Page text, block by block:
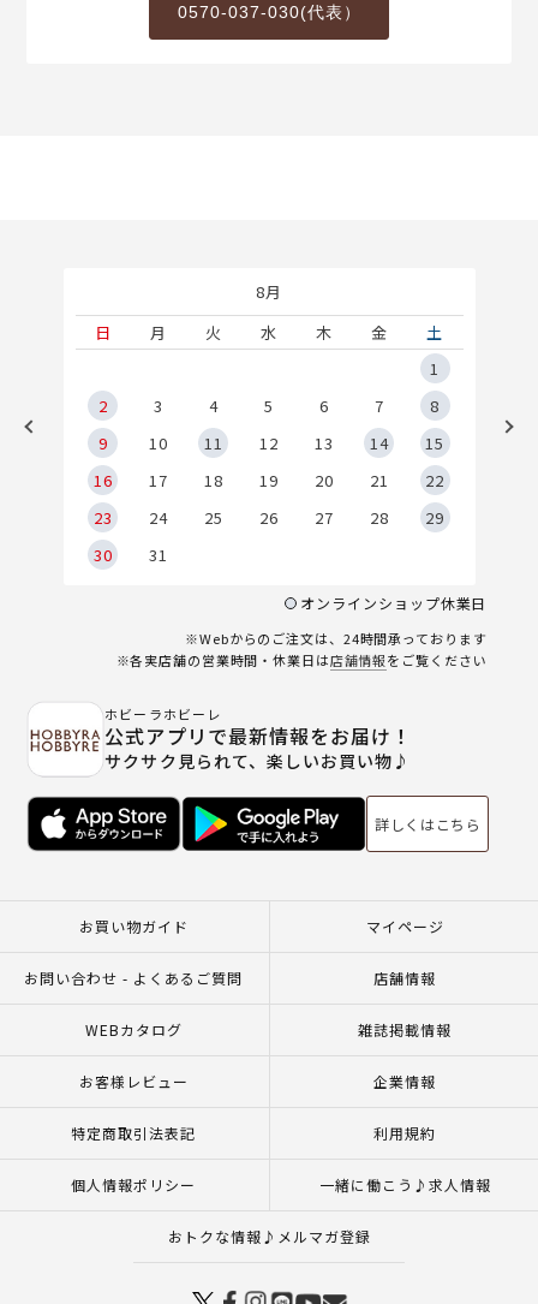
0570-037-030(代表）
8月
日
月 火 水 木 金
土
1
2
3 4 5 6 7
8
9
10 11 12 13 14
15
16
17 18 19 20 21
22
23
24 25 26 27 28
29
30
31
オンラインショップ休業日
※Webからのご注文は、24時間承っております
※各実店舗の営業時間・休業日は店舗情報をご覧ください
ホビーラホビーレ
公式アプリで最新情報をお届け！
サクサク見られて、楽しいお買い物♪
詳しくはこちら
お買い物ガイド マイページ
お問い合わせ - よくあるご質問 店舗情報
WEBカタログ 雑誌掲載情報
お客様レビュー 企業情報
特定商取引法表記 利用規約
個人情報ポリシー 一緒に働こう♪求人情報
おトクな情報♪メルマガ登録